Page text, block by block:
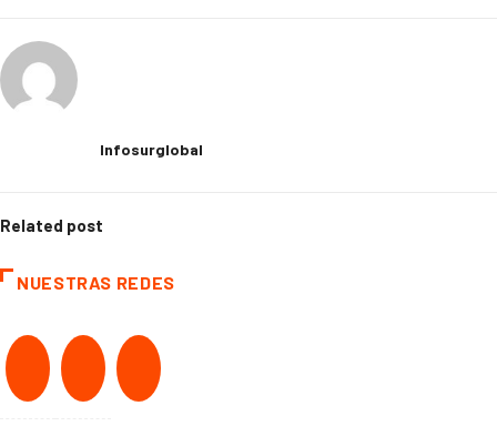
Infosurglobal
Related post
NUESTRAS REDES